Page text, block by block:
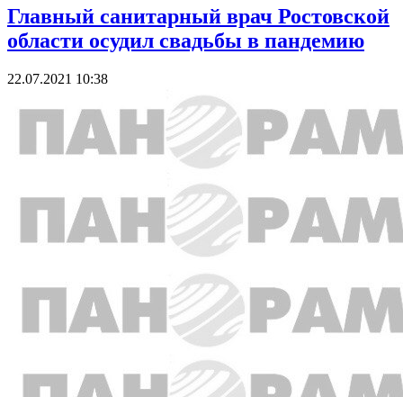
Главный санитарный врач Ростовской
области осудил свадьбы в пандемию
22.07.2021 10:38